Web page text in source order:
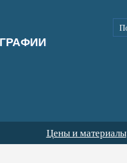
Цены и материалы